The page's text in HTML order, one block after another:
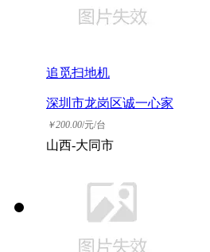
追觅扫地机
深圳市龙岗区诚一心家
电维修店（个体工商
户）
￥200.00/元/台
山西-大同市